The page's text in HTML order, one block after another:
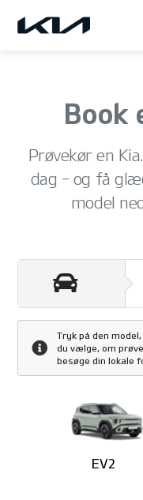
Book
Prøvekør en
dag – og få
model
Tryk på den
du vælge, om
besøge din lokale
EV2